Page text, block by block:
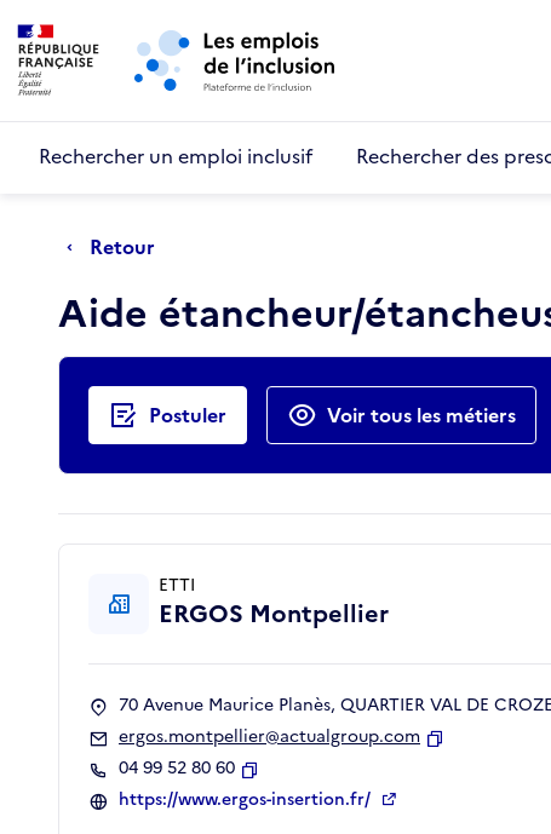
Aller au menu principal
Rechercher un emploi inclusif Rechercher des
Retour
Aide étancheur/
Actions rapides
Postuler Voir tous les métiers
ETTI
ERGOS Montpellier
70 Avenue Maurice Planès, QUARTIER VAL DE
ergos.montpellier@actualgroup.com
04 99 52 80 60
Copier
https://www.ergos-insertion.fr/